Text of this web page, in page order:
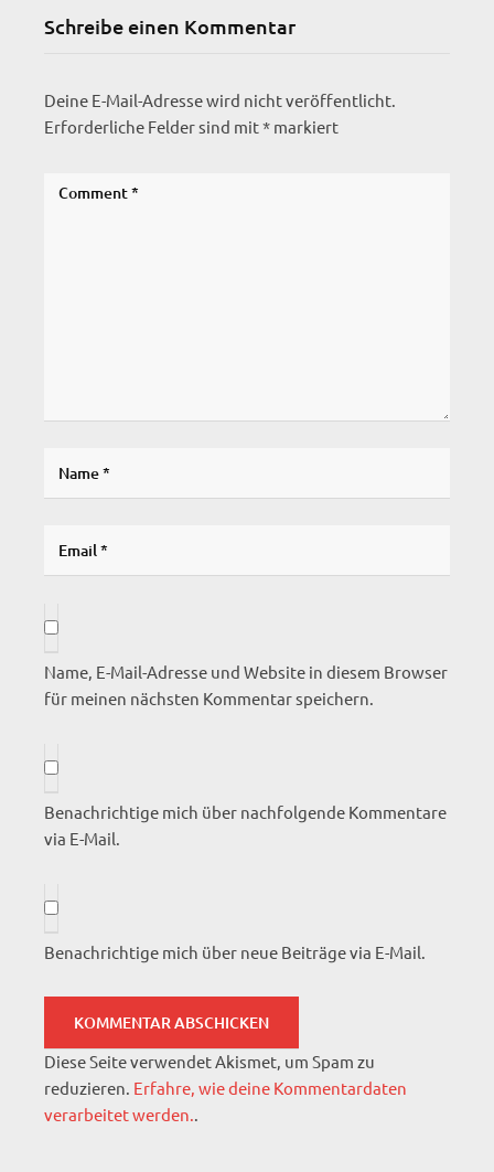
Schreibe einen Kommentar
Deine E-Mail-Adresse wird nicht veröffentlicht.
Erforderliche Felder sind mit* markiert
Name, E-Mail-Adresse und Website in diesem Browser
für meinen nächsten Kommentar speichern.
Benachrichtige mich über nachfolgende Kommentare
via E-Mail.
Benachrichtige mich über neue Beiträge via E-Mail.
Diese Seite verwendet Akismet, um Spam zu
reduzieren. Erfahre, wie deine Kommentardaten
verarbeitet werden..